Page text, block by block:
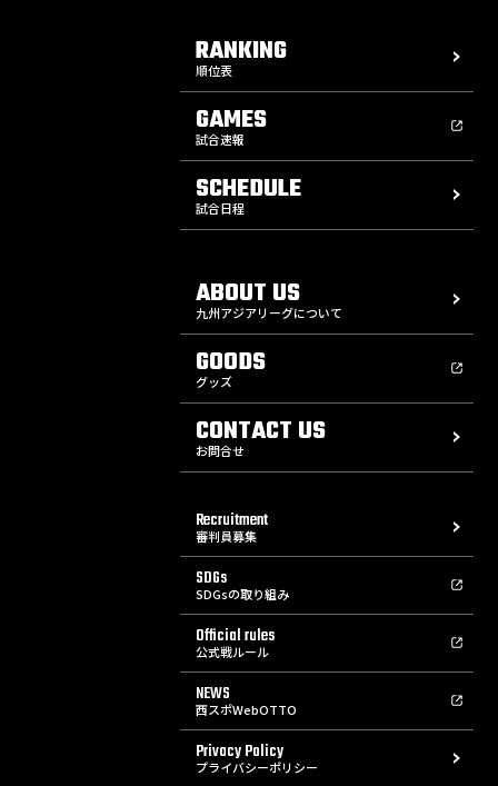
RANKING
順位表
GAMES
試合速報
SCHEDULE
試合日程
ABOUT US
九州アジアリーグについて
GOODS
グッズ
CONTACT US
お問合せ
Recruitment
審判員募集
SDGs
SDGsの取り組み
Official rules
公式戦ルール
NEWS
西スポWebOTTO
Privacy Policy
プライバシーポリシー